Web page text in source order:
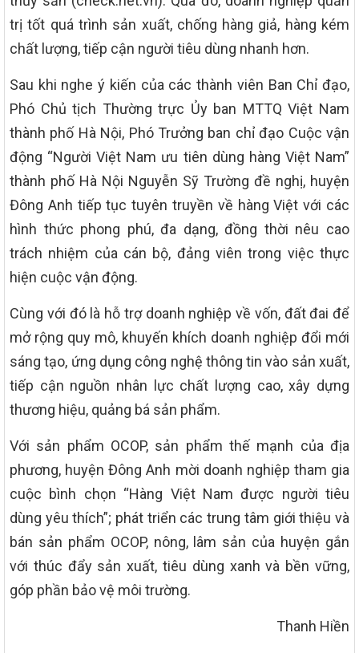
trị tốt quá trình sản xuất, chống hàng giả, hàng kém
chất lượng, tiếp cận người tiêu dùng nhanh hơn.
Sau khi nghe ý kiến của các thành viên Ban Chỉ đạo,
Phó Chủ tịch Thường trực Ủy ban MTTQ Việt Nam
thành phố Hà Nội, Phó Trưởng ban chỉ đạo Cuộc vận
động “Người Việt Nam ưu tiên dùng hàng Việt Nam”
thành phố Hà Nội Nguyễn Sỹ Trường đề nghị, huyện
Đông Anh tiếp tục tuyên truyền về hàng Việt với các
hình thức phong phú, đa dạng, đồng thời nêu cao
trách nhiệm của cán bộ, đảng viên trong việc thực
hiện cuộc vận động.
Cùng với đó là hỗ trợ doanh nghiệp về vốn, đất đai để
mở rộng quy mô, khuyến khích doanh nghiệp đổi mới
sáng tạo, ứng dụng công nghệ thông tin vào sản xuất,
tiếp cận nguồn nhân lực chất lượng cao, xây dựng
thương hiệu, quảng bá sản phẩm.
Với sản phẩm OCOP, sản phẩm thế mạnh của địa
phương, huyện Đông Anh mời doanh nghiệp tham gia
cuộc bình chọn “Hàng Việt Nam được người tiêu
dùng yêu thích”; phát triển các trung tâm giới thiệu và
bán sản phẩm OCOP, nông, lâm sản của huyện gắn
với thúc đẩy sản xuất, tiêu dùng xanh và bền vững,
góp phần bảo vệ môi trường.
Thanh Hiền